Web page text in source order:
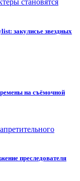
закулисье звездных
на съёмочной
преследователя